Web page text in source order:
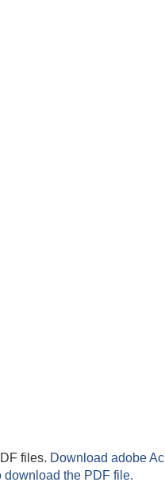
files. Download adobe
download the PDF file.